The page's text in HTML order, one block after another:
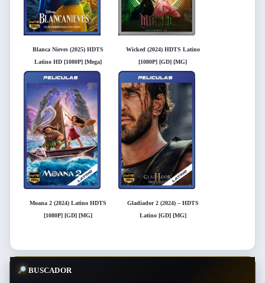
Blanca Nieves (2025) HDTS
Latino HD [1080P] [Mega]
[Googledrive]
Wicked (2024) HDTS Latino
[1080P] [GD] [MG]
Moana 2 (2024) Latino HDTS
[1080P] [GD] [MG]
Gladiador 2 (2024) – HDTS
Latino [GD] [MG]
BUSCADOR